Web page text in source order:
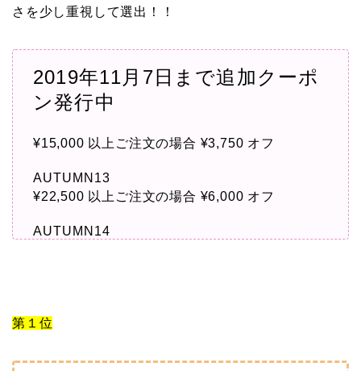
さを少し重視して選出！！
2019年11月7日まで追加クーポ
ン発行中
¥15,000 以上ご注文の場合 ¥3,750 オフ
AUTUMN13
¥22,500 以上ご注文の場合 ¥6,000 オフ
AUTUMN14
第１位